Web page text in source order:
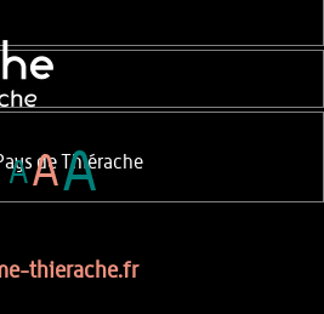
de Thiérache
thierache.fr
AAA